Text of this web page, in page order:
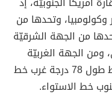
وتحدها من
من الجهة الشرقيّة
ومن الجهة الغربيّة
المحيط الهادئ، وتقع فلكياً على خط طول 78 درجة غرب خط